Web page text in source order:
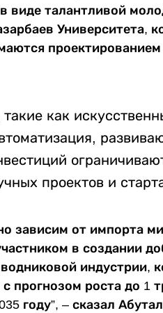
виде талантливой
Университета,
как
проектов и
зависим от импорта
в создании
индустрии,
прогнозом роста до 1
году”, – сказал